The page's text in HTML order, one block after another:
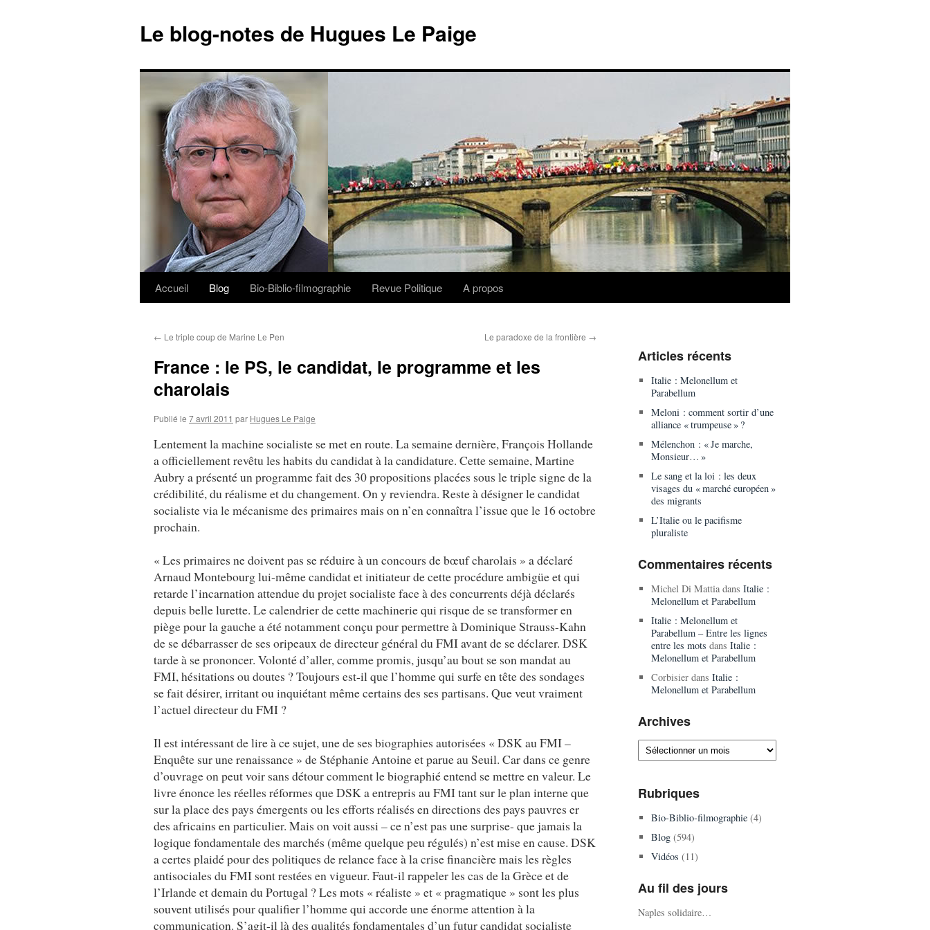
Le blog-notes de Hugues Le Paige
Aller
contenu
Accueil Blog Bio-Biblio-filmographie Revue Politique A propos
← Le triple coup de Marine Le Pen Le paradoxe de la frontière →
France : le PS, le candidat, le programme et les
charolais
Publié le 7 avril 2011 par Hugues Le Paige
Lentement la machine socialiste se met en route. La semaine dernière, François Hollande
a officiellement revêtu les habits du candidat à la candidature. Cette semaine, Martine
Aubry a présenté un programme fait des 30 propositions placées sous le triple signe de la
crédibilité, du réalisme et du changement. On y reviendra. Reste à désigner le candidat
socialiste via le mécanisme des primaires mais on n’en connaîtra l’issue que le 16 octobre
prochain.
« Les primaires ne doivent pas se réduire à un concours de bœuf charolais » a déclaré
Arnaud Montebourg lui-même candidat et initiateur de cette procédure ambigüe et qui
retarde l’incarnation attendue du projet socialiste face à des concurrents déjà déclarés
depuis belle lurette. Le calendrier de cette machinerie qui risque de se transformer en
piège pour la gauche a été notamment conçu pour permettre à Dominique Strauss-Kahn
de se débarrasser de ses oripeaux de directeur général du FMI avant de se déclarer. DSK
tarde à se prononcer. Volonté d’aller, comme promis, jusqu’au bout se son mandat au
FMI, hésitations ou doutes ? Toujours est-il que l’homme qui surfe en tête des sondages
se fait désirer, irritant ou inquiétant même certains des ses partisans. Que veut vraiment
l’actuel directeur du FMI ?
Il est intéressant de lire à ce sujet, une de ses biographies autorisées « DSK au FMI –
Enquête sur une renaissance » de Stéphanie Antoine et parue au Seuil. Car dans ce genre
d’ouvrage on peut voir sans détour comment le biographié entend se mettre en valeur. Le
livre énonce les réelles réformes que DSK a entrepris au FMI tant sur le plan interne que
sur la place des pays émergents ou les efforts réalisés en directions des pays pauvres er
des africains en particulier. Mais on voit aussi – ce n’est pas une surprise- que jamais la
logique fondamentale des marchés (même quelque peu régulés) n’est mise en cause. DSK
a certes plaidé pour des politiques de relance face à la crise financière mais les règles
antisociales du FMI sont restées en vigueur. Faut-il rappeler les cas de la Grèce et de
l’Irlande et demain du Portugal ? Les mots « réaliste » et « pragmatique » sont les plus
souvent utilisés pour qualifier l’homme qui accorde une énorme attention à la
communication. S’agit-il là des qualités fondamentales d’un futur candidat socialiste
Articles récents
Italie : Melonellum et
Parabellum
Meloni : comment sortir d’une
alliance « trumpeuse » ?
Mélenchon : « Je marche,
Monsieur… »
Le sang et la loi : les deux
visages du « marché européen »
des migrants
L’Italie ou le pacifisme
pluraliste
Commentaires récents
Michel Di Mattiadans Italie :
Melonellum et Parabellum
Italie : Melonellum et
Parabellum – Entre les lignes
entre les mots dans Italie :
Melonellum et Parabellum
Corbisierdans Italie :
Melonellum et Parabellum
Archives
Archives
Rubriques
Bio-Biblio-filmographie(4)
Blog(594)
Vidéos (11)
Au fil des jours
Naples solidaire…